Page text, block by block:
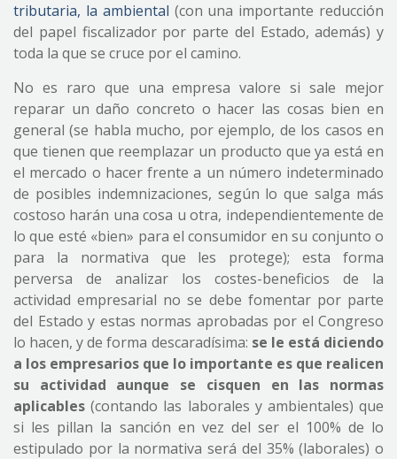
tributaria, la ambiental (con una importante reducción
del papel fiscalizador por parte del Estado, además) y
toda la que se cruce por el camino.
No es raro que una empresa valore si sale mejor
reparar un daño concreto o hacer las cosas bien en
general (se habla mucho, por ejemplo, de los casos en
que tienen que reemplazar un producto que ya está en
el mercado o hacer frente a un número indeterminado
de posibles indemnizaciones, según lo que salga más
costoso harán una cosa u otra, independientemente de
lo que esté «bien» para el consumidor en su conjunto o
para la normativa que les protege); esta forma
perversa de analizar los costes-beneficios de la
actividad empresarial no se debe fomentar por parte
del Estado y estas normas aprobadas por el Congreso
lo hacen, y de forma descaradísima: se le está diciendo
a los empresarios que lo importante es que realicen
su actividad aunque se cisquen en las normas
aplicables (contando las laborales y ambientales) que
si les pillan la sanción en vez del ser el 100% de lo
estipulado por la normativa será del 35% (laborales) o